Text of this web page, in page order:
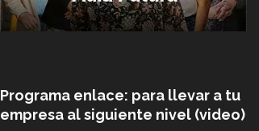
Programa enlace: para llevar a tu
empresa al siguiente nivel (video)